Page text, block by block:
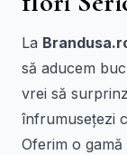
La
să aducem
vrei să
înfrumusețezi
Oferim o gamă